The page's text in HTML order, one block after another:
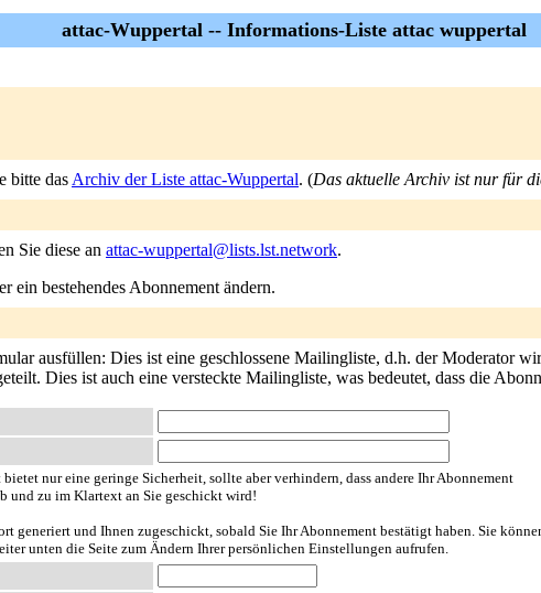
attac-Wuppertal -- Informations-Liste attac wuppertal
bitte das Archiv der Liste attac-Wuppertal. (Das aktuelle Archiv ist nur für
Sie diese an attac-wuppertal@lists.lst.network.
ein bestehendes Abonnement ändern.
ausfüllen: Dies ist eine geschlossene Mailingliste, d.h. der Moderator
Dies ist auch eine versteckte Mailingliste, was bedeutet, dass die
nur eine geringe Sicherheit, sollte aber verhindern, dass andere Ihr Abonnement
und zu im Klartext an Sie geschickt wird!
generiert und Ihnen zugeschickt, sobald Sie Ihr Abonnement bestätigt haben. Sie
unten die Seite zum Ändern Ihrer persönlichen Einstellungen aufrufen.